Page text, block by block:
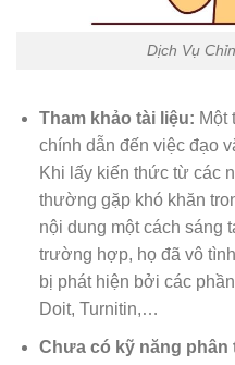
Dịch Vụ
Tham khảo tài liệu: Một
chính dẫn đến việc đạo
Khi lấy kiến thức từ các
thường gặp khó khăn
nội dung một cách sáng
trường hợp, họ đã vô
bị phát hiện bởi các
Doit, Turnitin,…
Chưa có kỹ năng phân